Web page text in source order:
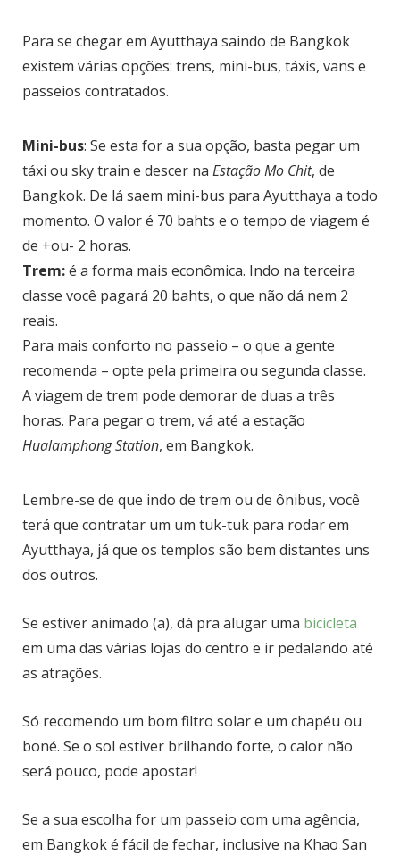
Para se chegar em Ayutthaya saindo de Bangkok
existem várias opções: trens, mini-bus, táxis, vans e
passeios contratados.
Mini-bus: Se esta for a sua opção, basta pegar um
táxi ou sky train e descer na Estação Mo Chit, de
Bangkok. De lá saem mini-bus para Ayutthaya a todo
momento. O valor é 70 bahts e o tempo de viagem é
de +ou- 2 horas.
Trem:é a forma mais econômica. Indo na terceira
classe você pagará 20 bahts, o que não dá nem 2
reais.
Para mais conforto no passeio – o que a gente
recomenda – opte pela primeira ou segunda classe.
A viagem de trem pode demorar de duas a três
horas. Para pegar o trem, vá até a estação
Hualamphong Station, em Bangkok.
Lembre-se de que indo de trem ou de ônibus, você
terá que contratar um um tuk-tuk para rodar em
Ayutthaya, já que os templos são bem distantes uns
dos outros.
Se estiver animado (a), dá pra alugar uma bicicleta
em uma das várias lojas do centro e ir pedalando até
as atrações.
Só recomendo um bom filtro solar e um chapéu ou
boné. Se o sol estiver brilhando forte, o calor não
será pouco, pode apostar!
Se a sua escolha for um passeio com uma agência,
em Bangkok é fácil de fechar, inclusive na Khao San